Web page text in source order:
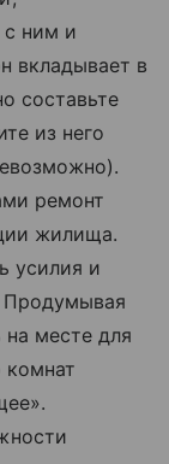
с ним и
вкладывает в
составьте
из него
ремонт
жилища.
усилия и
Продумывая
на месте для
комнат